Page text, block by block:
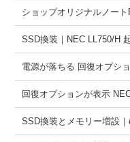
ショップオリジナルノー
SSD換装｜NEC LL750/H
電源が落ちる 回復オプシ
回復オプションが表示
SSD換装とメモリー増設